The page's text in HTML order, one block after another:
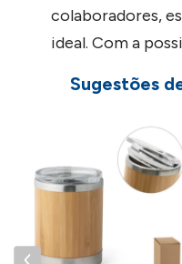
colaboradores,
ideal. Com a
empresa,
designs
promover sua
duradoura com
Invista no Copo
Sugestões